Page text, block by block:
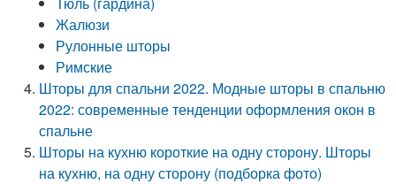
Жалюзи
Рулонные шторы
Римские
Шторы для спальни 2022. Модные шторы в спальню
2022: современные тенденции оформления окон в
спальне
Шторы на кухню короткие на одну сторону. Шторы
на кухню, на одну сторону (подборка фото)